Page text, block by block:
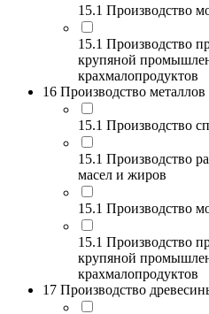
15.1 Производство
15.1 Производство
крупяной
крахмалопродуктов
16 Производство металлов
15.1 Производство
15.1 Производство
масел и жиров
15.1 Производство
15.1 Производство
крупяной
крахмалопродуктов
17 Производство